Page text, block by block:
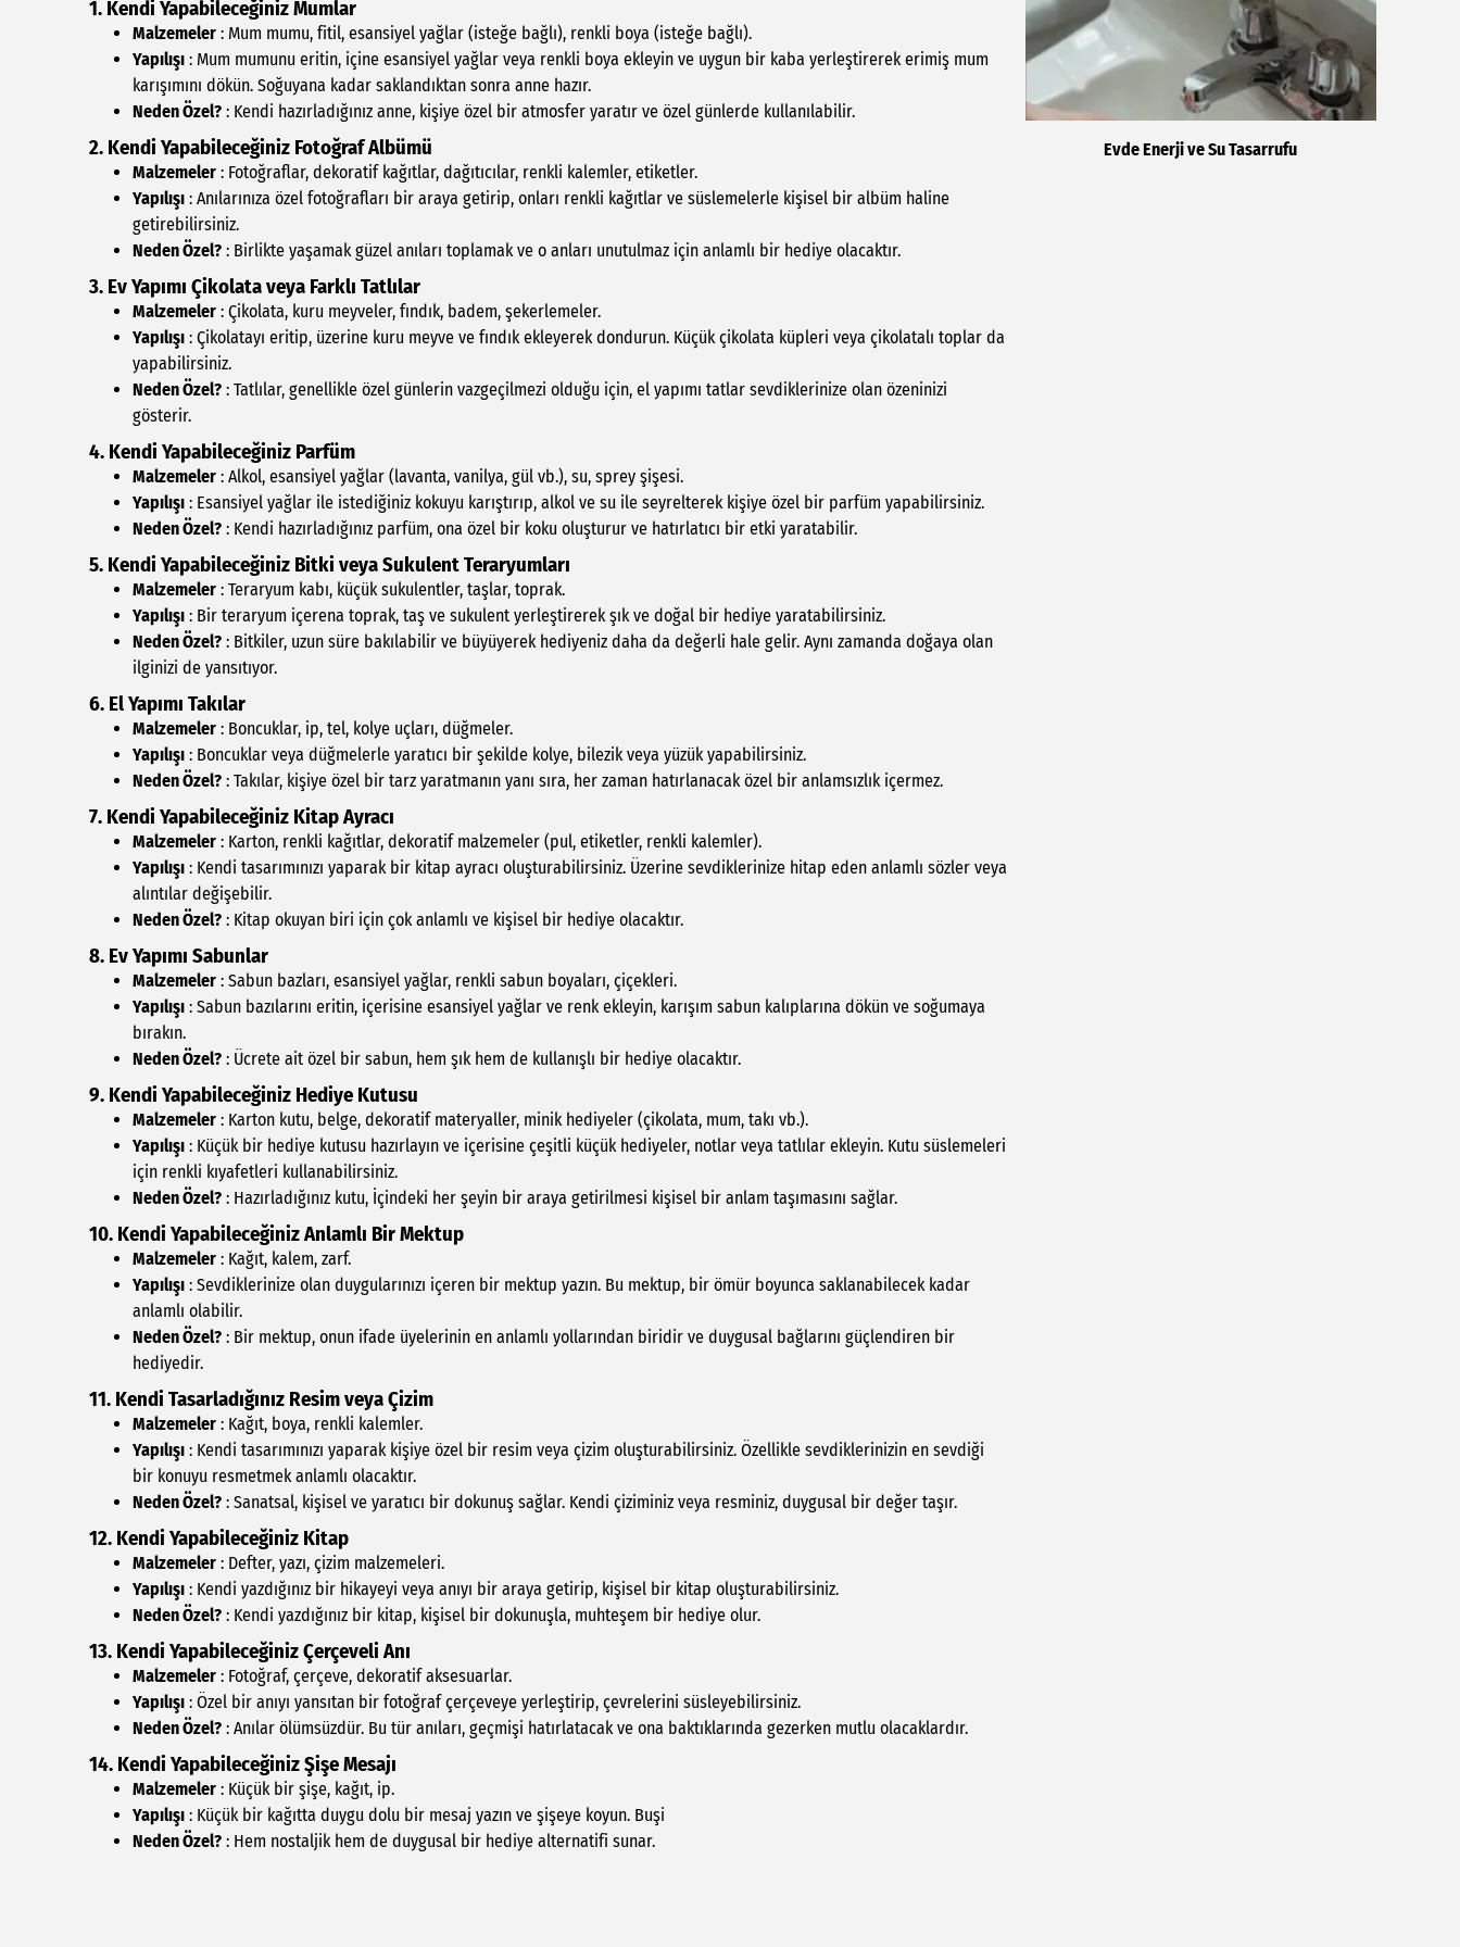
1. Kendi Yapabileceğiniz Mumlar
Malzemeler : Mum mumu, fitil, esansiyel yağlar (isteğe bağlı), renkli boya (isteğe bağlı).
Yapılışı : Mum mumunu eritin, içine esansiyel yağlar veya renkli boya ekleyin ve uygun bir kaba yerleştirerek erimiş mum
karışımını dökün. Soğuyana kadar saklandıktan sonra anne hazır.
Neden Özel? : Kendi hazırladığınız anne, kişiye özel bir atmosfer yaratır ve özel günlerde kullanılabilir.
2. Kendi Yapabileceğiniz Fotoğraf Albümü
Malzemeler : Fotoğraflar, dekoratif kağıtlar, dağıtıcılar, renkli kalemler, etiketler.
Yapılışı : Anılarınıza özel fotoğrafları bir araya getirip, onları renkli kağıtlar ve süslemelerle kişisel bir albüm haline
getirebilirsiniz.
Neden Özel? : Birlikte yaşamak güzel anıları toplamak ve o anları unutulmaz için anlamlı bir hediye olacaktır.
3. Ev Yapımı Çikolata veya Farklı Tatlılar
Malzemeler : Çikolata, kuru meyveler, fındık, badem, şekerlemeler.
Yapılışı : Çikolatayı eritip, üzerine kuru meyve ve fındık ekleyerek dondurun. Küçük çikolata küpleri veya çikolatalı toplar da
yapabilirsiniz.
Neden Özel? : Tatlılar, genellikle özel günlerin vazgeçilmezi olduğu için, el yapımı tatlar sevdiklerinize olan özeninizi
gösterir.
4. Kendi Yapabileceğiniz Parfüm
Malzemeler : Alkol, esansiyel yağlar (lavanta, vanilya, gül vb.), su, sprey şişesi.
Yapılışı : Esansiyel yağlar ile istediğiniz kokuyu karıştırıp, alkol ve su ile seyrelterek kişiye özel bir parfüm yapabilirsiniz.
Neden Özel? : Kendi hazırladığınız parfüm, ona özel bir koku oluşturur ve hatırlatıcı bir etki yaratabilir.
5. Kendi Yapabileceğiniz Bitki veya Sukulent Teraryumları
Malzemeler : Teraryum kabı, küçük sukulentler, taşlar, toprak.
Yapılışı : Bir teraryum içerena toprak, taş ve sukulent yerleştirerek şık ve doğal bir hediye yaratabilirsiniz.
Neden Özel? : Bitkiler, uzun süre bakılabilir ve büyüyerek hediyeniz daha da değerli hale gelir. Aynı zamanda doğaya olan
ilginizi de yansıtıyor.
6. El Yapımı Takılar
Malzemeler : Boncuklar, ip, tel, kolye uçları, düğmeler.
Yapılışı : Boncuklar veya düğmelerle yaratıcı bir şekilde kolye, bilezik veya yüzük yapabilirsiniz.
Neden Özel? : Takılar, kişiye özel bir tarz yaratmanın yanı sıra, her zaman hatırlanacak özel bir anlamsızlık içermez.
7. Kendi Yapabileceğiniz Kitap Ayracı
Malzemeler : Karton, renkli kağıtlar, dekoratif malzemeler (pul, etiketler, renkli kalemler).
Yapılışı : Kendi tasarımınızı yaparak bir kitap ayracı oluşturabilirsiniz. Üzerine sevdiklerinize hitap eden anlamlı sözler veya
alıntılar değişebilir.
Neden Özel? : Kitap okuyan biri için çok anlamlı ve kişisel bir hediye olacaktır.
8. Ev Yapımı Sabunlar
Malzemeler : Sabun bazları, esansiyel yağlar, renkli sabun boyaları, çiçekleri.
Yapılışı : Sabun bazılarını eritin, içerisine esansiyel yağlar ve renk ekleyin, karışım sabun kalıplarına dökün ve soğumaya
bırakın.
Neden Özel? : Ücrete ait özel bir sabun, hem şık hem de kullanışlı bir hediye olacaktır.
9. Kendi Yapabileceğiniz Hediye Kutusu
Malzemeler : Karton kutu, belge, dekoratif materyaller, minik hediyeler (çikolata, mum, takı vb.).
Yapılışı : Küçük bir hediye kutusu hazırlayın ve içerisine çeşitli küçük hediyeler, notlar veya tatlılar ekleyin. Kutu süslemeleri
için renkli kıyafetleri kullanabilirsiniz.
Neden Özel? : Hazırladığınız kutu, İçindeki her şeyin bir araya getirilmesi kişisel bir anlam taşımasını sağlar.
10. Kendi Yapabileceğiniz Anlamlı Bir Mektup
Malzemeler : Kağıt, kalem, zarf.
Yapılışı : Sevdiklerinize olan duygularınızı içeren bir mektup yazın. Bu mektup, bir ömür boyunca saklanabilecek kadar
anlamlı olabilir.
Neden Özel? : Bir mektup, onun ifade üyelerinin en anlamlı yollarından biridir ve duygusal bağlarını güçlendiren bir
hediyedir.
11. Kendi Tasarladığınız Resim veya Çizim
Malzemeler : Kağıt, boya, renkli kalemler.
Yapılışı : Kendi tasarımınızı yaparak kişiye özel bir resim veya çizim oluşturabilirsiniz. Özellikle sevdiklerinizin en sevdiği
bir konuyu resmetmek anlamlı olacaktır.
Neden Özel? : Sanatsal, kişisel ve yaratıcı bir dokunuş sağlar. Kendi çiziminiz veya resminiz, duygusal bir değer taşır.
12. Kendi Yapabileceğiniz Kitap
Malzemeler : Defter, yazı, çizim malzemeleri.
Yapılışı : Kendi yazdığınız bir hikayeyi veya anıyı bir araya getirip, kişisel bir kitap oluşturabilirsiniz.
Neden Özel? : Kendi yazdığınız bir kitap, kişisel bir dokunuşla, muhteşem bir hediye olur.
13. Kendi Yapabileceğiniz Çerçeveli Anı
Malzemeler : Fotoğraf, çerçeve, dekoratif aksesuarlar.
Yapılışı : Özel bir anıyı yansıtan bir fotoğraf çerçeveye yerleştirip, çevrelerini süsleyebilirsiniz.
Neden Özel? : Anılar ölümsüzdür. Bu tür anıları, geçmişi hatırlatacak ve ona baktıklarında gezerken mutlu olacaklardır.
14. Kendi Yapabileceğiniz Şişe Mesajı
Malzemeler : Küçük bir şişe, kağıt, ip.
Yapılışı : Küçük bir kağıtta duygu dolu bir mesaj yazın ve şişeye koyun. Buşi
Neden Özel? : Hem nostaljik hem de duygusal bir hediye alternatifi sunar.
Evde Enerji ve Su Tasarrufu